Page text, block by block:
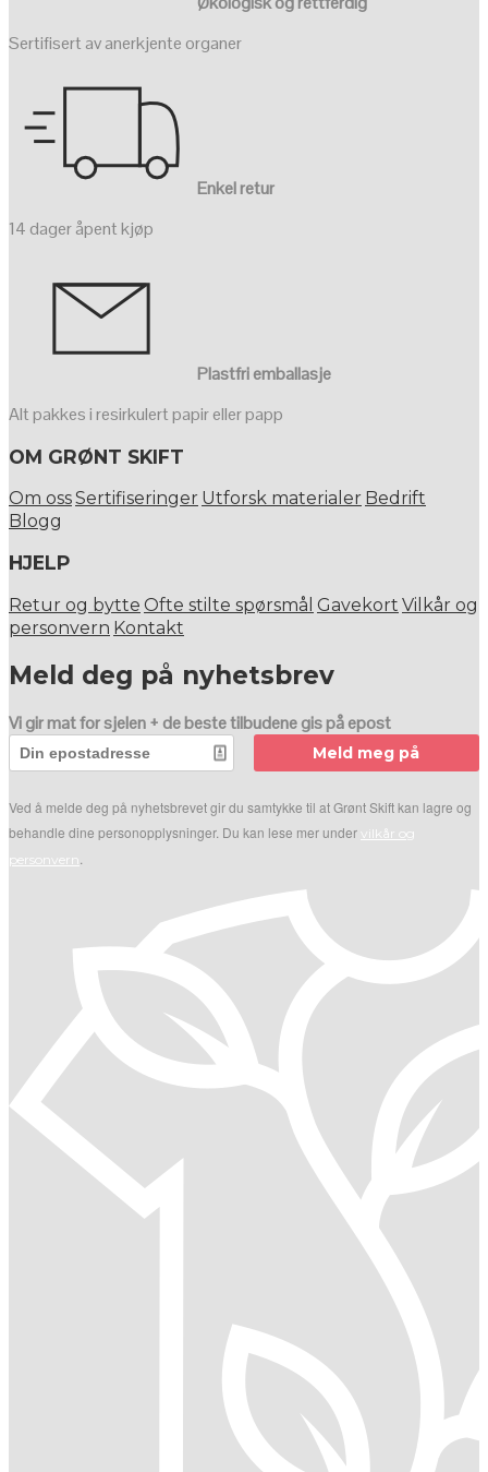
Sertifisert av anerkjente organer
Enkel retur
14 dager åpent kjøp
Plastfri emballasje
Alt pakkes i resirkulert papir eller papp
OM GRØNT SKIFT
Om ossSertifiseringer Utforsk materialer Bedrift
Blogg
HJELP
Retur og bytte Ofte stilte spørsmål Gavekort Vilkår og
personvern Kontakt
Meld deg på nyhetsbrev
Vi gir mat for sjelen + de beste tilbudene gis på epost
Meld meg på
Ved å melde deg på nyhetsbrevet gir du samtykke til at Grønt Skift kan lagre og
behandle dine personopplysninger. Du kan lese mer under vilkår og
personvern